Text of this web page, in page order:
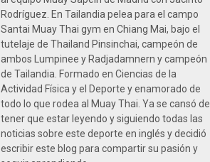
Rodríguez. En Tailandia pelea para el campo
Santai Muay Thai gym en Chiang Mai, bajo el
tutelaje de Thailand Pinsinchai, campeón de
ambos Lumpinee y Radjadamnern y campeón
de Tailandia. Formado en Ciencias de la
Actividad Física y el Deporte y enamorado de
todo lo que rodea al Muay Thai. Ya se cansó de
tener que estar leyendo y siguiendo todas las
noticias sobre este deporte en inglés y decidió
escribir este blog para compartir su pasión y